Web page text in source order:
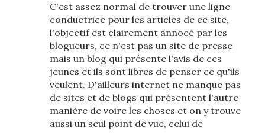
C'est assez normal de trouver une ligne
conductrice pour les articles de ce site,
l'objectif est clairement annocé par les
blogueurs, ce n'est pas un site de presse
mais un blog qui présente l'avis de ces
jeunes et ils sont libres de penser ce qu'ils
veulent. D'ailleurs internet ne manque pas
de sites et de blogs qui présentent l'autre
manière de voire les choses et on y trouve
aussi un seul point de vue, celui de